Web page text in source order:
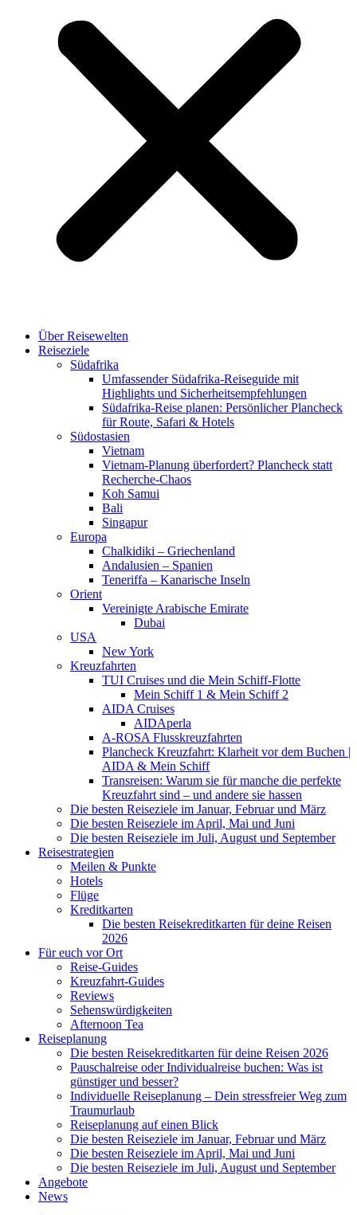
Über Reisewelten
Reiseziele
Südafrika
Umfassender Südafrika-Reiseguide mit
Highlights und Sicherheitsempfehlungen
Südafrika-Reise planen: Persönlicher Plancheck
für Route, Safari & Hotels
Südostasien
Vietnam
Vietnam-Planung überfordert? Plancheck statt
Recherche-Chaos
Koh Samui
Bali
Singapur
Europa
Chalkidiki – Griechenland
Andalusien – Spanien
Teneriffa – Kanarische Inseln
Orient
Vereinigte Arabische Emirate
Dubai
USA
New York
Kreuzfahrten
TUI Cruises und die Mein Schiff-Flotte
Mein Schiff 1 & Mein Schiff 2
AIDA Cruises
AIDAperla
A-ROSA Flusskreuzfahrten
Plancheck Kreuzfahrt: Klarheit vor dem Buchen |
AIDA & Mein Schiff
Transreisen: Warum sie für manche die perfekte
Kreuzfahrt sind – und andere sie hassen
Die besten Reiseziele im Januar, Februar und März
Die besten Reiseziele im April, Mai und Juni
Die besten Reiseziele im Juli, August und September
Reisestrategien
Meilen & Punkte
Hotels
Flüge
Kreditkarten
Die besten Reisekreditkarten für deine Reisen
2026
Für euch vor Ort
Reise-Guides
Kreuzfahrt-Guides
Reviews
Sehenswürdigkeiten
Afternoon Tea
Reiseplanung
Die besten Reisekreditkarten für deine Reisen 2026
Pauschalreise oder Individualreise buchen: Was ist
günstiger und besser?
Individuelle Reiseplanung – Dein stressfreier Weg zum
Traumurlaub
Reiseplanung auf einen Blick
Die besten Reiseziele im Januar, Februar und März
Die besten Reiseziele im April, Mai und Juni
Die besten Reiseziele im Juli, August und September
Angebote
News